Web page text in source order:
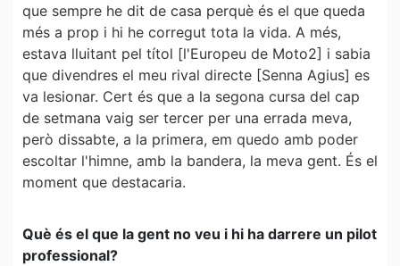
que sempre he dit de casa perquè és el que queda
més a prop i hi he corregut tota la vida. A més,
estava lluitant pel títol [l'Europeu de Moto2] i sabia
que divendres el meu rival directe [Senna Agius] es
va lesionar. Cert és que a la segona cursa del cap
de setmana vaig ser tercer per una errada meva,
però dissabte, a la primera, em quedo amb poder
escoltar l'himne, amb la bandera, la meva gent. És el
moment que destacaria.
Què és el que la gent no veu i hi ha darrere un pilot
professional?